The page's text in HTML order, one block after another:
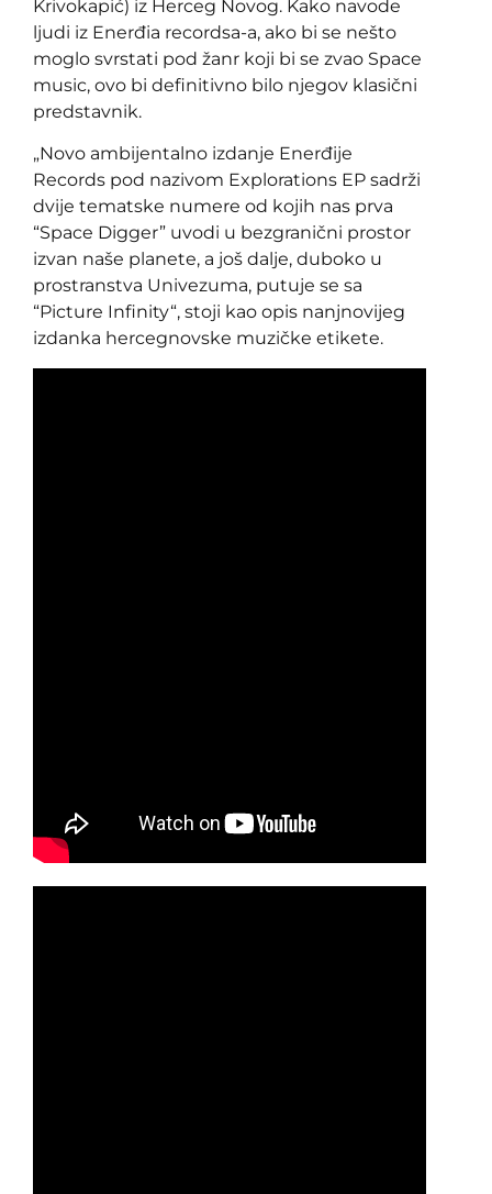
Krivokapić) iz Herceg Novog. Kako navode
ljudi iz Enerđia recordsa-a, ako bi se nešto
moglo svrstati pod žanr koji bi se zvao Space
music, ovo bi definitivno bilo njegov klasični
predstavnik.
„Novo ambijentalno izdanje Enerđije
Records pod nazivom Explorations EP sadrži
dvije tematske numere od kojih nas prva
“Space Digger” uvodi u bezgranični prostor
izvan naše planete, a još dalje, duboko u
prostranstva Univezuma, putuje se sa
“Picture Infinity“, stoji kao opis nanjnovijeg
izdanka hercegnovske muzičke etikete.